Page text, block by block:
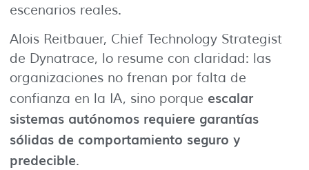
escenarios reales.
Alois Reitbauer, Chief Technology Strategist
de Dynatrace, lo resume con claridad: las
organizaciones no frenan por falta de
confianza en la IA, sino porque escalar
sistemas autónomos requiere garantías
sólidas de comportamiento seguro y
predecible.